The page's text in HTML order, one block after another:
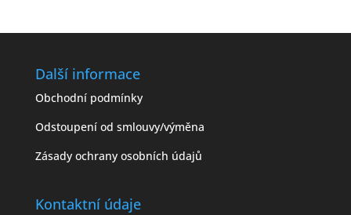
Další informace
Obchodní podmínky
Odstoupení od smlouvy/výměna
Zásady ochrany osobních údajů
Kontaktní údaje